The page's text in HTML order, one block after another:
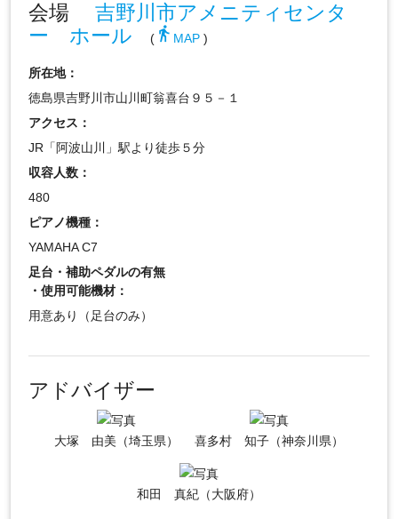
会場 吉野川市アメニティセンタ
ー ホール
(directions_walk MAP)
所在地：
徳島県吉野川市山川町翁喜台９５－１
アクセス：
JR「阿波山川」駅より徒歩５分
収容人数：
480
ピアノ機種：
YAMAHA C7
足台・補助ペダルの有無
・使用可能機材：
用意あり（足台のみ）
アドバイザー
大塚 由美（埼玉県） 喜多村 知子（神奈川県）
和田 真紀（大阪府）